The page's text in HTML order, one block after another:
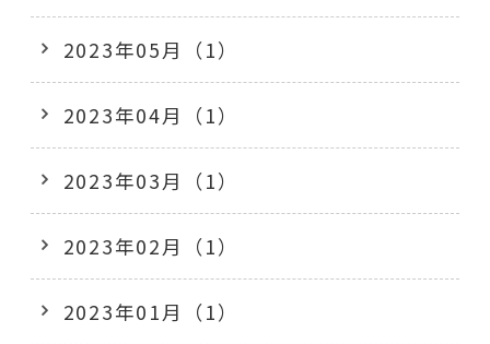
2023年05月（1）
2023年04月（1）
2023年03月（1）
2023年02月（1）
2023年01月（1）